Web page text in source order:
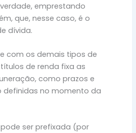
emprestando
que, nesse caso, é o
dívida.
com os demais tipos de
de renda fixa as
como prazos e
definidas no momento da
ser prefixada (por